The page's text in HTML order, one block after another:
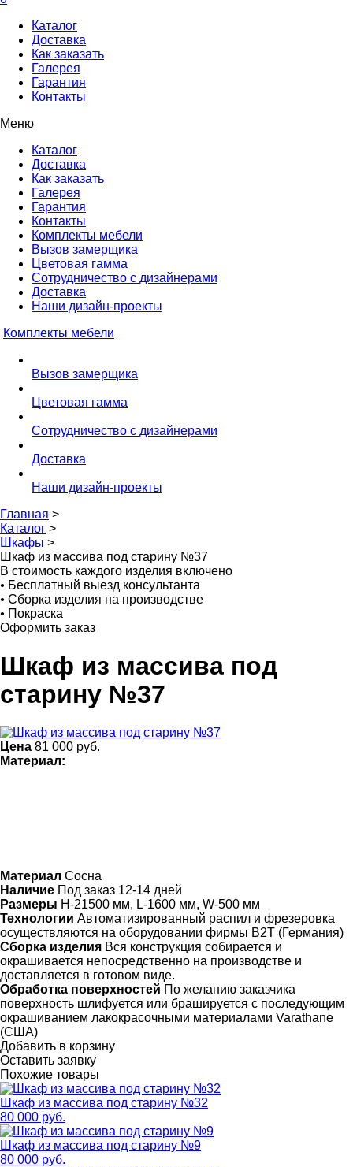
Каталог
Доставка
Как заказать
Галерея
Гарантия
Контакты
Меню
Каталог
Доставка
Как заказать
Галерея
Гарантия
Контакты
Комплекты мебели
Вызов замерщика
Цветовая гамма
Сотрудничество с дизайнерами
Доставка
Наши дизайн-проекты
Комплекты мебели
Вызов замерщика
Цветовая гамма
Сотрудничество с дизайнерами
Доставка
Наши дизайн-проекты
Главная >
Каталог >
Шкафы >
Шкаф из массива под старину №37
В стоимость каждого изделия включено
• Бесплатный выезд консультанта
• Сборка изделия на производстве
• Покраска
Оформить заказ
Шкаф из массива под
старину №37
Цена 81 000 руб.
Материал:
Материал Сосна
Наличие Под заказ 12-14 дней
Размеры Н-21500 мм, L-1600 мм, W-500 мм
Технологии Автоматизированный распил и фрезеровка
осуществляются на оборудовании фирмы B2T (Германия)
Сборка изделия Вся конструкция собирается и
окрашивается непосредственно на производстве и
доставляется в готовом виде.
Обработка поверхностей По желанию заказчика
поверхность шлифуется или брашируется с последующим
окрашиванием лакокрасочными материалами Varathane
(США)
Добавить в корзину
Оставить заявку
Похожие товары
Шкаф из массива под старину №32
80 000 руб.
Шкаф из массива под старину №9
80 000 руб.